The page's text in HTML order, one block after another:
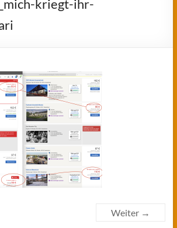
kriegt-ihr-
Weiter →